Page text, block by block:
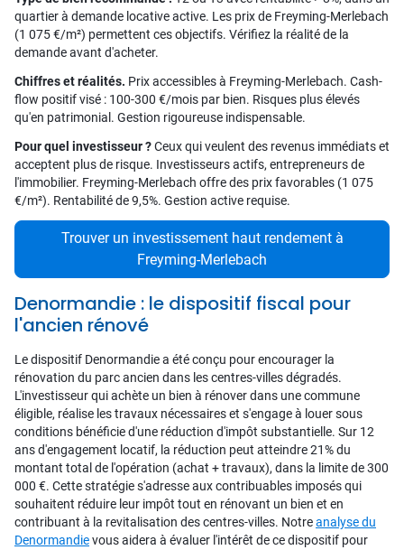
quartier à demande locative active. Les prix de Freyming-Merlebach
(1 075 €/m²) permettent ces objectifs. Vérifiez la réalité de la
demande avant d'acheter.
Chiffres et réalités. Prix accessibles à Freyming-Merlebach. Cash-
flow positif visé : 100-300 €/mois par bien. Risques plus élevés
qu'en patrimonial. Gestion rigoureuse indispensable.
Pour quel investisseur ?Ceux qui veulent des revenus immédiats et
acceptent plus de risque. Investisseurs actifs, entrepreneurs de
l'immobilier. Freyming-Merlebach offre des prix favorables (1 075
€/m²). Rentabilité de 9,5%. Gestion active requise.
Trouver un investissement haut rendement à
Freyming-Merlebach
Denormandie : le dispositif fiscal pour
l'ancien rénové
Le dispositif Denormandie a été conçu pour encourager la
rénovation du parc ancien dans les centres-villes dégradés.
L'investisseur qui achète un bien à rénover dans une commune
éligible, réalise les travaux nécessaires et s'engage à louer sous
conditions bénéficie d'une réduction d'impôt substantielle. Sur 12
ans d'engagement locatif, la réduction peut atteindre 21% du
montant total de l'opération (achat + travaux), dans la limite de 300
000 €. Cette stratégie s'adresse aux contribuables imposés qui
souhaitent réduire leur impôt tout en rénovant un bien et en
contribuant à la revitalisation des centres-villes. Notreanalyse du
Denormandievous aidera à évaluer l'intérêt de ce dispositif pour